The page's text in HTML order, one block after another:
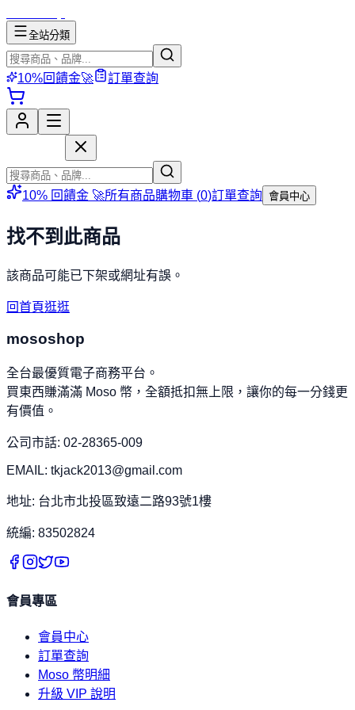
全站分類
10%回饋金🚀 訂單查詢
10% 回饋金 🚀所有商品購物車 (0)訂單查詢 會員中心
找不到此商品
該商品可能已下架或網址有誤。
回首頁逛逛
mososhop
全台最優質電子商務平台。
買東西賺滿滿 Moso 幣，全額抵扣無上限，讓你的每一分錢更
有價值。
公司市話: 02-28365-009
EMAIL: tkjack2013@gmail.com
地址: 台北市北投區致遠二路93號1樓
統編: 83502824
會員專區
會員中心
訂單查詢
Moso 幣明細
升級 VIP 說明